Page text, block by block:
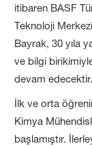
itibaren BASF
Teknoloji
Bayrak, 30 yıla
ve bilgi
devam edecektir.
İlk ve orta
Kimya
başlamıştır.